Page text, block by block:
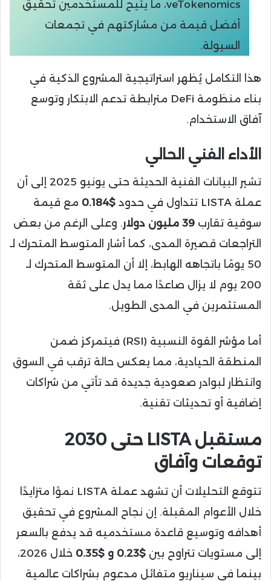
veTokenomics، ما يتيح للمستخدمين تحقيق
أفضل قيمة من مشاركتهم في تجمعات
السيولة.
هذا التكامل يُظهر استراتيجية المشروع الذكية في
بناء منظومة DeFi مترابطة تدعم الابتكار وتوسع
آفاق الاستخدام.
الأداء الفني الحالي
تشير البيانات الفنية الحديثة حتى يونيو 2025 إلى أن
عملة LISTA تتداول في حدود
$0.184
مع قيمة
سوقية تقارب 39 مليون دولار
. وعلى الرغم من بعض
التراجعات قصيرة المدى، كما أشار المتوسط المتحرك لـ
50 يومًا باتجاهه الهابط، إلا أن المتوسط المتحرك لـ
200 يوم لا يزال صاعدًا مما يدل على ثقة
المستثمرين في المدى الطويل.
أما مؤشر القوة النسبية (RSI) فيتمركز ضمن
المنطقة الحيادية، مما يعكس حالة ترقب في السوق
وانتظار لبوادر صعودية جديدة قد تأتي من شراكات
إضافية أو تحديثات تقنية.
مستقبل LISTA حتى 2030
توقعات وآفاق
تتوقع التحليلات أن تشهد عملة LISTA نموًا متزايدًا
خلال الأعوام المقبلة. إن نجاح المشروع في تحقيق
أهدافه وتوسيع قاعدة مستخدميه قد يدفع بالسعر
إلى مستويات تتراوح بين $0.23 و $0.35
خلال 2026،
بينما في سيناريو متفائل مدعوم بشراكات عالمية